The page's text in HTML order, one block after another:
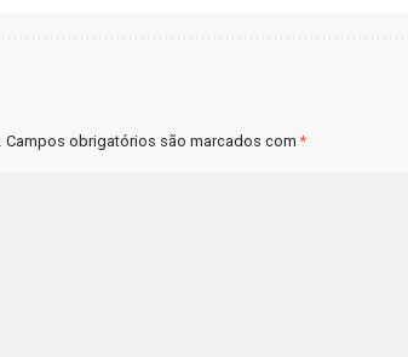
Campos obrigatórios são marcados com*